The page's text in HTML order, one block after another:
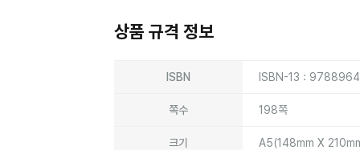
상품 규격 정보
ISBN ISBN-13 :
쪽수 198쪽
크기 A5(148mm X